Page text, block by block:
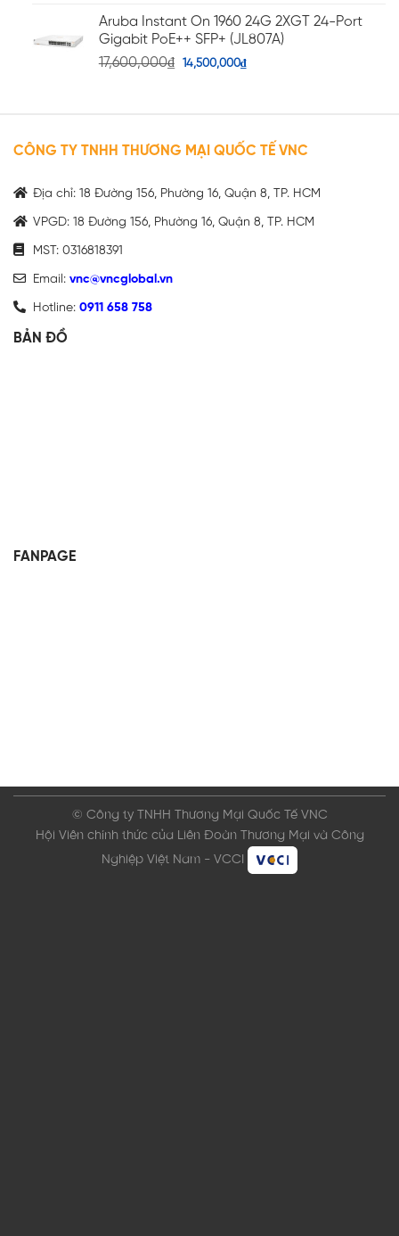
Aruba Instant On 1960 24G 2XGT 24-Port
Gigabit PoE++ SFP+ (JL807A)
17,600,000₫ 14,500,000₫
CÔNG TY TNHH THƯƠNG MẠI QUỐC TẾ VNC
Địa chỉ: 18 Đường 156, Phường 16, Quận 8, TP. HCM
VPGD: 18 Đường 156, Phường 16, Quận 8, TP. HCM
MST: 0316818391
Email: vnc@vncglobal.vn
Hotline: 0911 658 758
BẢN ĐỒ
FANPAGE
© Công ty TNHH Thương Mại Quốc Tế VNC
Hội Viên chính thức của Liên Đoàn Thương Mại và Công
Nghiệp Việt Nam - VCCI